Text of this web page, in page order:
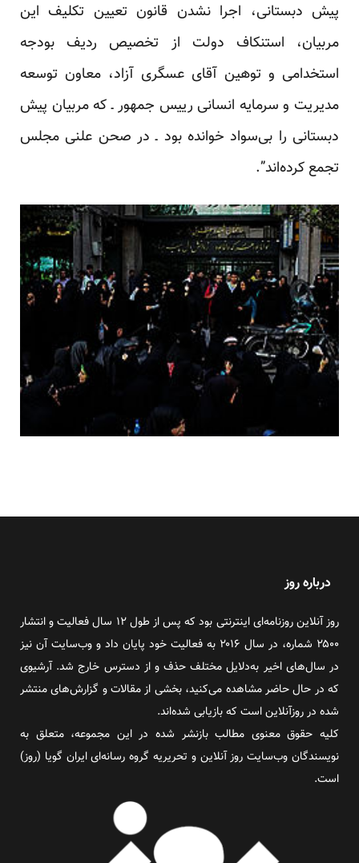
پیش دبستانی، اجرا نشدن قانون تعیین تکلیف این
مربیان، استنکاف دولت از تخصیص ردیف بودجه
استخدامی و توهین آقای عسگری آزاد، معاون توسعه
مدیریت و سرمایه انسانی رییس جمهور ـ که مربیان پیش
دبستانی را بی‌سواد خوانده بود ـ در صحن علنی مجلس
تجمع کرده‌اند”.
درباره روز
روز آنلاین روزنامه‌ای اینترنتی بود که پس از طول ۱۲ سال فعالیت و انتشار
۲۵۰۰ شماره، در سال ۲۰۱۶ به فعالیت خود پایان داد و وب‌سایت آن نیز
در سال‌های اخیر به‌دلایل مختلف حذف و از دسترس خارج شد. آرشیوی
که در حال حاضر مشاهده می‌کنید، بخشی از مقالات و گزارش‌های منتشر
شده در روزآنلاین است که بازیابی شده‌اند.
کلیه حقوق معنوی مطالب بازنشر شده در این مجموعه، متعلق به
نویسندگان وب‌سایت روز آنلاین و تحریریه گروه رسانه‌ای ایران گویا (روز)
است.